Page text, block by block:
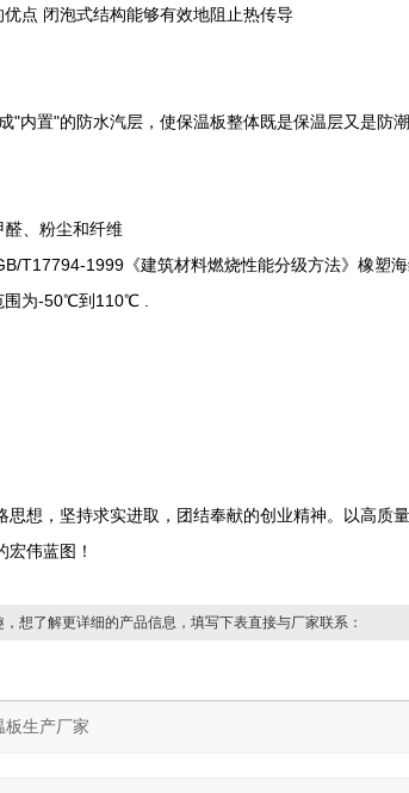
优点 闭泡式结构能够有效地阻止热传导
内置"的防水汽层，使保温板整体既是保温层又是防潮
醛、粉尘和纤维
T17794-1999《建筑材料燃烧性能分级方法》橡塑
围为-50℃到110℃ .
想，坚持求实进取，团结奉献的创业精神。以高质
伟蓝图！
，想了解更详细的产品信息，填写下表直接与厂家联系：